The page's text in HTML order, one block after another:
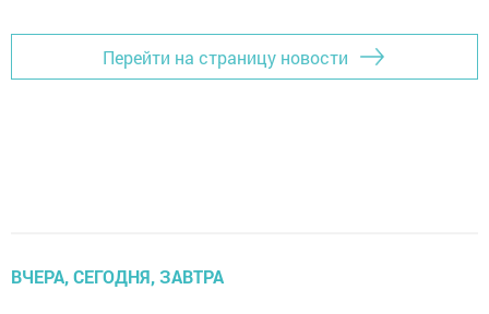
Перейти на страницу новости
ВЧЕРА, СЕГОДНЯ, ЗАВТРА